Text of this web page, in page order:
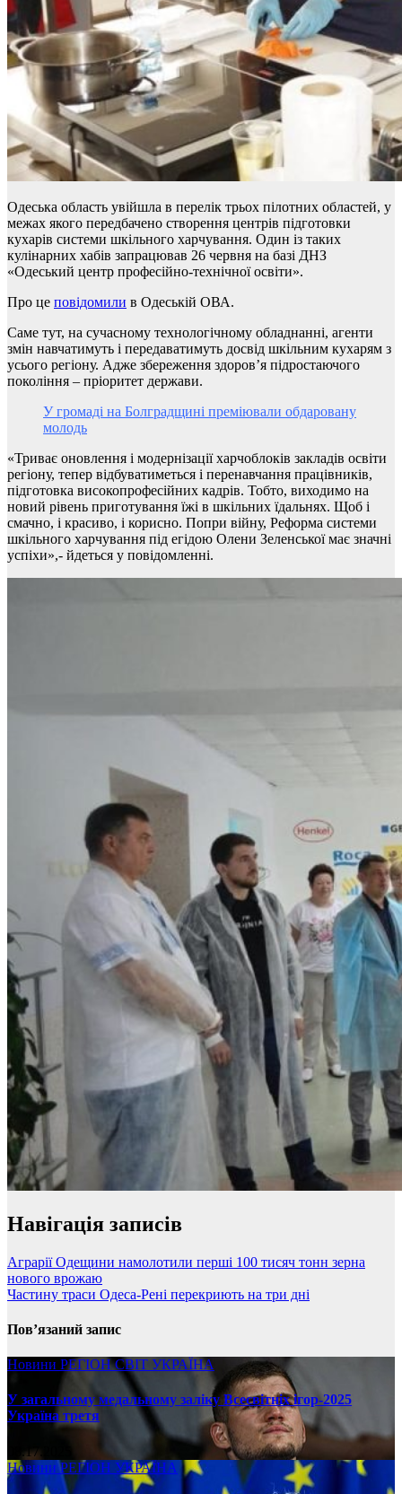
Одеська область увійшла в перелік трьох пілотних областей, у
межах якого передбачено створення центрів підготовки
кухарів системи шкільного харчування. Один із таких
кулінарних хабів запрацював 26 червня на базі ДНЗ
«Одеський центр професійно-технічної освіти».
Про це повідомили в Одеській ОВА.
Саме тут, на сучасному технологічному обладнанні, агенти
змін навчатимуть і передаватимуть досвід шкільним кухарям з
усього регіону. Адже збереження здоров’я підростаючого
покоління – пріоритет держави.
У громаді на Болградщині преміювали обдаровану
молодь
«Триває оновлення і модернізації харчоблоків закладів освіти
регіону, тепер відбуватиметься і перенавчання працівників,
підготовка високопрофесійних кадрів. Тобто, виходимо на
новий рівень приготування їжі в шкільних їдальнях. Щоб і
смачно, і красиво, і корисно. Попри війну, Реформа системи
шкільного харчування під егідою Олени Зеленської має значні
успіхи»,- йдеться у повідомленні.
Навігація записів
Аграрії Одещини намолотили перші 100 тисяч тонн зерна
нового врожаю
Частину траси Одеса-Рені перекриють на три дні
Пов’язаний запис
Новини РЕГІОНСВІТ УКРАЇНА
У загальному медальному заліку Всесвітніх ігор-2025
Україна третя
08.17.2025
НовиниРЕГІОН УКРАЇНА